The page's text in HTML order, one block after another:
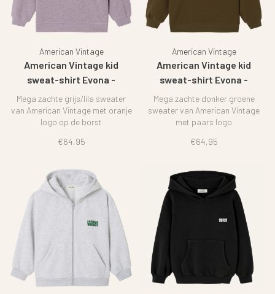
American Vintage
American Vintage kid
sweat-shirt Evona -
Sugered almond
Mega zachte grijs/lila sweater
van American Vintage met oranje
logo op de borst
€64,95
American Vintage
American Vintage kid
sweat-shirt Evona -
Overdyed wood
Mega zachte donker groene
sweater van American Vintage
met paars logo
€64,95